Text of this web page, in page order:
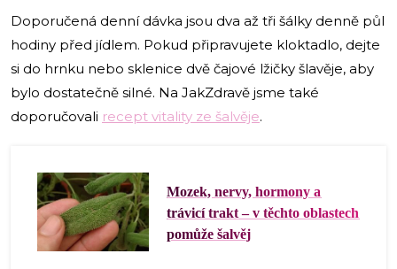
Doporučená denní dávka jsou dva až tři šálky denně půl
hodiny před jídlem. Pokud připravujete kloktadlo, dejte
si do hrnku nebo sklenice dvě čajové lžičky šlavěje, aby
bylo dostatečně silné. Na JakZdravě jsme také
doporučovali recept vitality ze šalvěje.
Mozek, nervy, hormony a
trávicí trakt – v těchto oblastech
pomůže šalvěj